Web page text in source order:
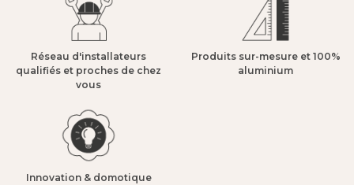
Réseau d'installateurs
qualifiés et proches de chez
vous​
Produits sur-mesure et 100%
aluminium​
Innovation & domotique​